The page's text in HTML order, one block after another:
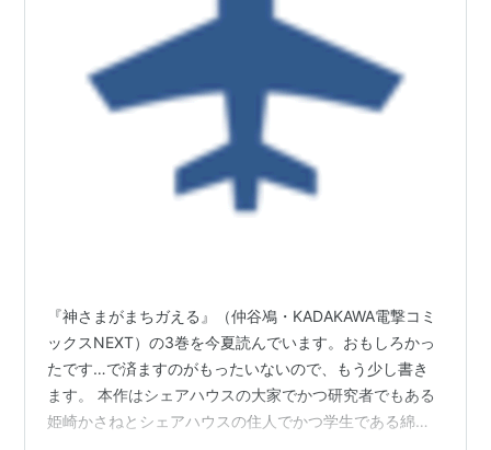
『神さまがまちガえる』（仲谷鳰・KADAKAWA電撃コミ
ックスNEXT）の3巻を今夏読んでいます。おもしろかっ
たです…で済ますのがもったいないので、もう少し書き
ます。 本作はシェアハウスの大家でかつ研究者でもある
姫崎かさねとシェアハウスの住人でかつ学生である綿矢